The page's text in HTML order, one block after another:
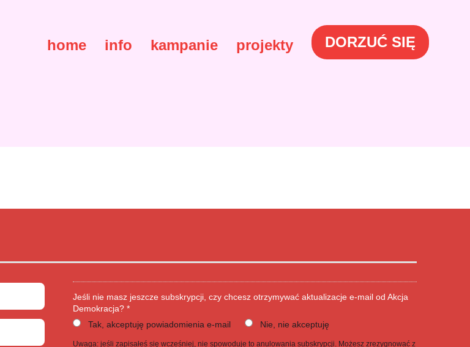
home info kampanie projekty DORZUĆ SIĘ
Jeśli nie masz jeszcze subskrypcji, czy chcesz otrzymywać aktualizacje e-mail od Akcja
Demokracja? *
Tak, akceptuję powiadomienia e-mail
Nie, nie akceptuję
Uwaga: jeśli zapisałeś się wcześniej, nie spowoduje to anulowania subskrypcji. Możesz zrezygnować z